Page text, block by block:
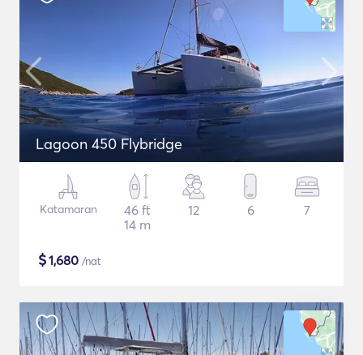
Lagoon 450 Flybridge
Katamaran
46 ft
14 m
12 6 7
$1,680 /nat